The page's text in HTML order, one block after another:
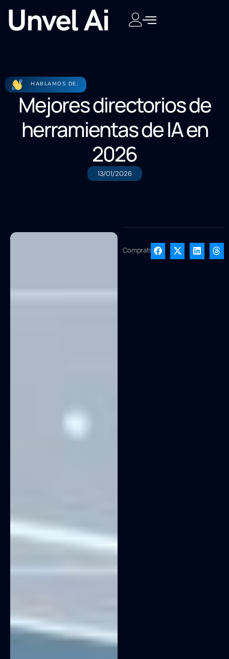
HABLAMOS DE:
Mejores directorios de
herramientas de IA en
2026
13/01/2026
Compratir